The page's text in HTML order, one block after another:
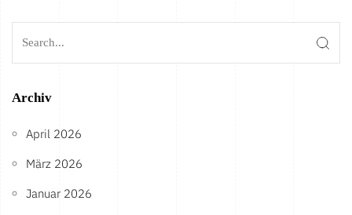
Archiv
April 2026
März 2026
Januar 2026